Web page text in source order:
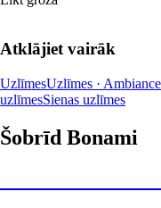
Atklājiet vairāk
UzlīmesUzlīmes · Ambiance
uzlīmesSienas uzlīmes
Šobrīd Bonami